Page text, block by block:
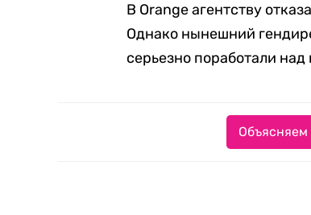
В Orange агентству
Однако нынешний
серьезно поработали
Объясняем